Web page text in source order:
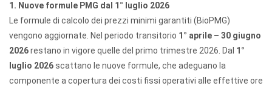
1. Nuove formule PMG dal 1° luglio 2026
Le formule di calcolo dei prezzi minimi garantiti (BioPMG)
vengono aggiornate. Nel periodo transitorio 1° aprile – 30 giugno
2026restano in vigore quelle del primo trimestre 2026. Dal 1°
luglio 2026scattano le nuove formule, che adeguano la
componente a copertura dei costi fissi operativi alle effettive ore